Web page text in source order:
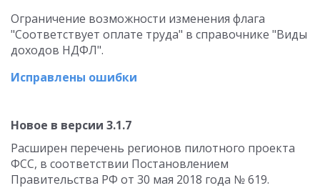
Ограничение возможности изменения флага
"Соответствует оплате труда" в справочнике "Виды
доходов НДФЛ".
Исправлены ошибки
Новое в версии 3.1.7
Расширен перечень регионов пилотного проекта
ФСС, в соответствии Постановлением
Правительства РФ от 30 мая 2018 года № 619.